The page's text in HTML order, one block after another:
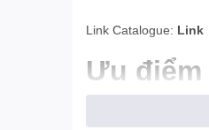
Link Catalogue: Link
Ưu điểm
hơn. Ngoài ra, đèn